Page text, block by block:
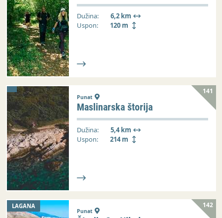
Dužina:
6,2 km
Uspon:
120 m
141
Punat
Maslinarska štorija
Dužina:
5,4 km
Uspon:
214 m
LAGANA 142
Punat